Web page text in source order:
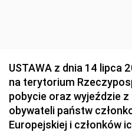
USTAWA z dnia 14 lipca
na terytorium
pobycie oraz wyjeździe
obywateli państw
Europejskiej i członków